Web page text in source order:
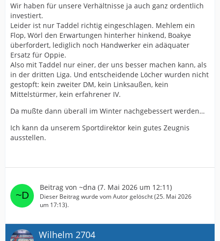
Wir haben für unsere Verhältnisse ja auch ganz ordentlich
investiert.
Leider ist nur Taddel richtig eingeschlagen. Mehlem ein
Flop, Wörl den Erwartungen hinterher hinkend, Boakye
überfordert, lediglich noch Handwerker ein adäquater
Ersatz für Oppie.
Also mit Taddel nur einer, der uns besser machen kann, als
in der dritten Liga. Und entscheidende Löcher wurden nicht
gestopft: kein zweiter DM, kein Linksaußen, kein
Mittelstürmer, kein erfahrener IV.
Da mußte dann überall im Winter nachgebessert werden…
Ich kann da unserem Sportdirektor kein gutes Zeugnis
ausstellen.
Beitrag von ~dna (7. Mai 2026 um 12:11)
Dieser Beitrag wurde vom Autor gelöscht (25. Mai 2026
um 17:13).
Wilhelm 2704